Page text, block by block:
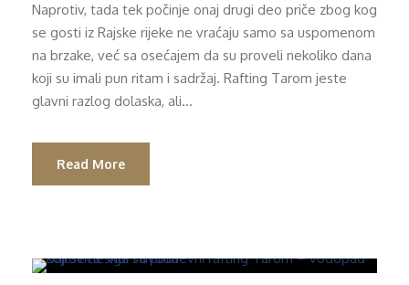
Naprotiv, tada tek počinje onaj drugi deo priče zbog kog
se gosti iz Rajske rijeke ne vraćaju samo sa uspomenom
na brzake, već sa osećajem da su proveli nekoliko dana
koji su imali pun ritam i sadržaj. Rafting Tarom jeste
glavni razlog dolaska, ali...
Read More